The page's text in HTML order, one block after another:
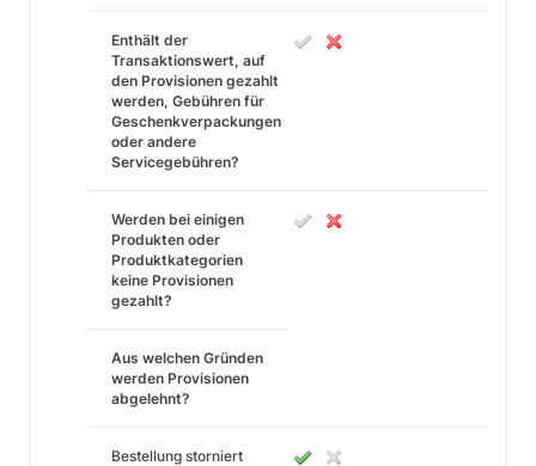
Enthält der
Transaktionswert, auf
den Provisionen gezahlt
werden, Gebühren für
Geschenkverpackungen
oder andere
Servicegebühren?
Werden bei einigen
Produkten oder
Produktkategorien
keine Provisionen
gezahlt?
Aus welchen Gründen
werden Provisionen
abgelehnt?
Bestellung storniert